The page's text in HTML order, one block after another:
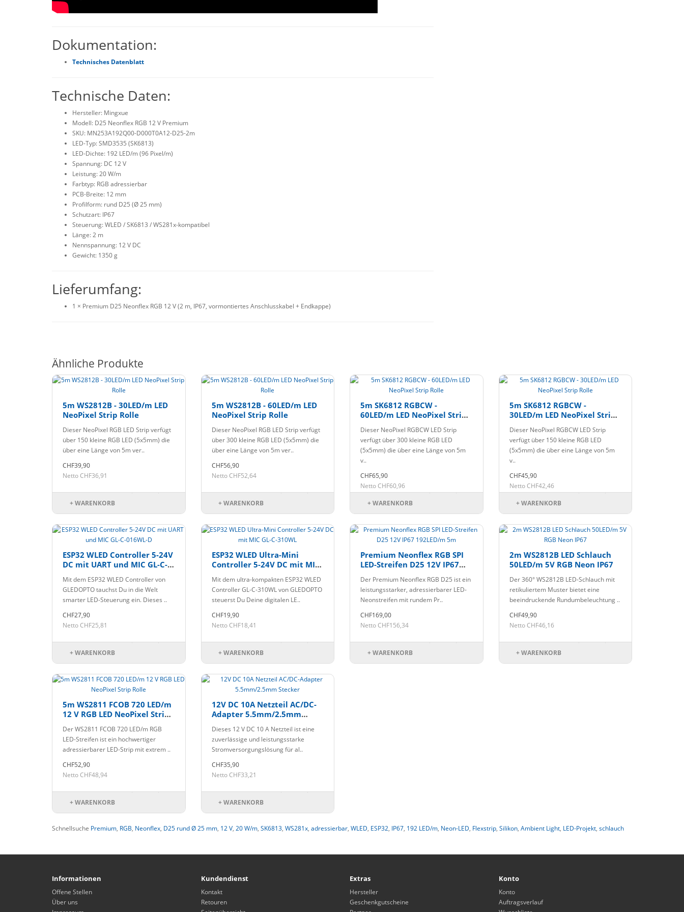
Dokumentation:
Technisches Datenblatt
Technische Daten:
Hersteller: Mingxue
Modell: D25 Neonflex RGB 12 V Premium
SKU: MN253A192Q00-D000T0A12-D25-2m
LED-Typ: SMD3535 (SK6813)
LED-Dichte: 192 LED/m (96 Pixel/m)
Spannung: DC 12 V
Leistung: 20 W/m
Farbtyp: RGB adressierbar
PCB-Breite: 12 mm
Profilform: rund D25 (Ø 25 mm)
Schutzart: IP67
Steuerung: WLED / SK6813 / WS281x-kompatibel
Länge: 2 m
Nennspannung: 12 V DC
Gewicht: 1350 g
Lieferumfang:
1 × Premium D25 Neonflex RGB 12 V (2 m, IP67, vormontiertes Anschlusskabel + Endkappe)
Ähnliche Produkte
5m WS2812B - 30LED/m LED
NeoPixel Strip Rolle
Dieser NeoPixel RGB LED Strip verfügt
über 150 kleine RGB LED (5x5mm) die
über eine Länge von 5m ver..
CHF39,90
Netto CHF36,91
+ WARENKORB
5m WS2812B - 60LED/m LED
NeoPixel Strip Rolle
Dieser NeoPixel RGB LED Strip verfügt
über 300 kleine RGB LED (5x5mm) die
über eine Länge von 5m ver..
CHF56,90
Netto CHF52,64
+ WARENKORB
5m SK6812 RGBCW -
60LED/m LED NeoPixel Strip
Dieser NeoPixel RGBCW LED Strip
verfügt über 300 kleine RGB LED
(5x5mm) die über eine Länge von 5m
v..
CHF65,90
Netto CHF60,96
+ WARENKORB
5m SK6812 RGBCW -
30LED/m LED NeoPixel Strip
Dieser NeoPixel RGBCW LED Strip
verfügt über 150 kleine RGB LED
(5x5mm) die über eine Länge von 5m
v..
CHF45,90
Netto CHF42,46
+ WARENKORB
ESP32 WLED Controller 5-24V
DC mit UART und MIC GL-C-
Mit dem ESP32 WLED Controller von
GLEDOPTO tauchst Du in die Welt
smarter LED-Steuerung ein. Dieses ..
CHF27,90
Netto CHF25,81
+ WARENKORB
ESP32 WLED Ultra-Mini
Controller 5-24V DC mit MIC
Mit dem ultra-kompakten ESP32 WLED
Controller GL-C-310WL von GLEDOPTO
steuerst Du Deine digitalen LE..
CHF19,90
Netto CHF18,41
+ WARENKORB
Premium Neonflex RGB SPI
LED-Streifen D25 12V IP67
Der Premium Neonflex RGB D25 ist ein
leistungsstarker, adressierbarer LED-
Neonstreifen mit rundem Pr..
CHF169,00
Netto CHF156,34
+ WARENKORB
2m WS2812B LED Schlauch
50LED/m 5V RGB Neon IP67
Der 360° WS2812B LED-Schlauch mit
retikuliertem Muster bietet eine
beeindruckende Rundumbeleuchtung ..
CHF49,90
Netto CHF46,16
+ WARENKORB
5m WS2811 FCOB 720 LED/m
12 V RGB LED NeoPixel Strip
Der WS2811 FCOB 720 LED/m RGB
LED-Streifen ist ein hochwertiger
adressierbarer LED-Strip mit extrem ..
CHF52,90
Netto CHF48,94
+ WARENKORB
12V DC 10A Netzteil AC/DC-
Adapter 5.5mm/2.5mm
Dieses 12 V DC 10 A Netzteil ist eine
zuverlässige und leistungsstarke
Stromversorgungslösung für al..
CHF35,90
Netto CHF33,21
+ WARENKORB
Schnellsuche Premium, RGB, Neonflex, D25 rund Ø 25 mm, 12 V, 20 W/m, SK6813, WS281x, adressierbar, WLED, ESP32, IP67, 192 LED/m, Neon-LED, Flexstrip, Silikon, Ambient Light, LED-Projekt, schlauch
Informationen
Offene Stellen
Über uns
Kundendienst
Kontakt
Retouren
Extras
Hersteller
Geschenkgutscheine
Konto
Konto
Auftragsverlauf